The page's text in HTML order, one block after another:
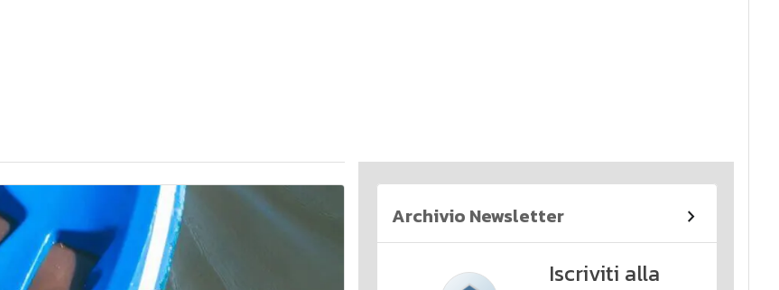
Archivio Newsletter
Iscriviti alla